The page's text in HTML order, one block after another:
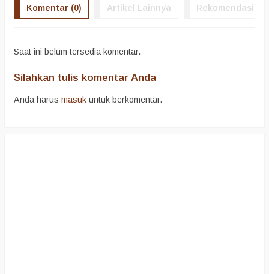
Komentar (0) Artikel Lainnya Rekomendasi
Saat ini belum tersedia komentar.
Silahkan tulis komentar Anda
Anda harus masuk untuk berkomentar.